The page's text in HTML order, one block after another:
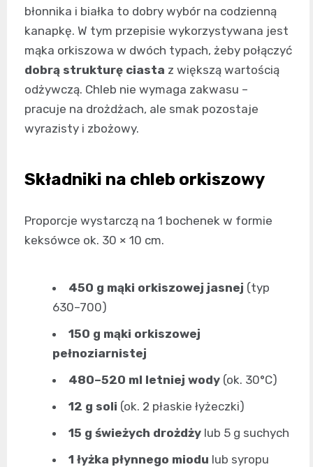
błonnika i białka to dobry wybór na codzienną
kanapkę. W tym przepisie wykorzystywana jest
mąka orkiszowa w dwóch typach, żeby połączyć
dobrą strukturę ciasta z większą wartością
odżywczą. Chleb nie wymaga zakwasu –
pracuje na drożdżach, ale smak pozostaje
wyrazisty i zbożowy.
Składniki na chleb orkiszowy
Proporcje wystarczą na 1 bochenek w formie
keksówce ok. 30 × 10 cm.
450 g mąki orkiszowej jasnej (typ
630–700)
150 g mąki orkiszowej
pełnoziarnistej
480–520 ml letniej wody (ok. 30°C)
12 g soli (ok. 2 płaskie łyżeczki)
15 g świeżych drożdży lub 5 g suchych
1 łyżka płynnego miodu lub syropu